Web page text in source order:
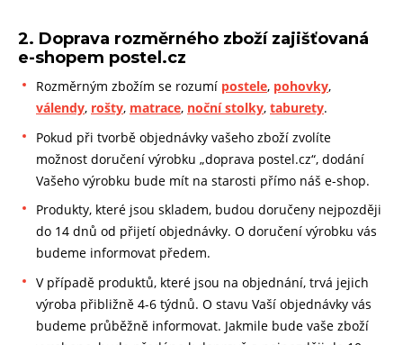
2. Doprava rozměrného zboží zajišťovaná
e-shopem postel.cz
Rozměrným zbožím se rozumí postele, pohovky,
válendy, rošty, matrace, noční stolky, taburety.
Pokud při tvorbě objednávky vašeho zboží zvolíte
možnost doručení výrobku „doprava postel.cz“, dodání
Vašeho výrobku bude mít na starosti přímo náš e-shop.
Produkty, které jsou skladem, budou doručeny nejpozději
do 14 dnů od přijetí objednávky. O doručení výrobku vás
budeme informovat předem.
V případě produktů, které jsou na objednání, trvá jejich
výroba přibližně 4-6 týdnů. O stavu Vaší objednávky vás
budeme průběžně informovat. Jakmile bude vaše zboží